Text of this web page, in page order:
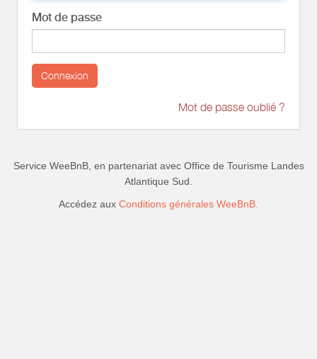
Mot de passe
Connexion
Mot de passe oublié ?
Service WeeBnB, en partenariat avec Office de Tourisme Landes
Atlantique Sud
Accédez aux Conditions générales WeeBnB.